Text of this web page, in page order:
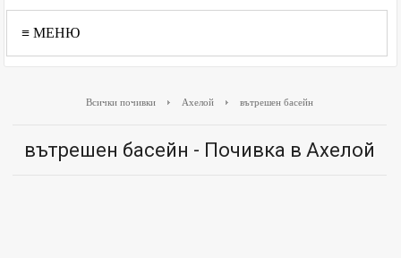
≡ МЕНЮ
Всички почивки Ахелой вътрешен басейн
вътрешен басейн - Почивка в Ахелой